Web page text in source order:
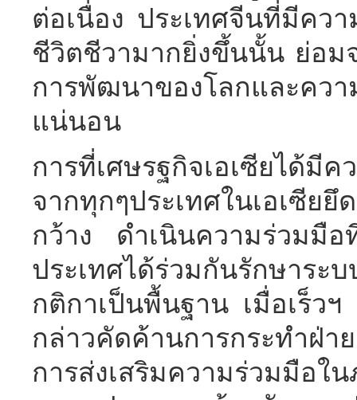
ต่อเนื่อง ประเทศจีนที่มีคว
ชีวิตชีวามากยิ่งขึ้นนั้น ย่อ
การพัฒนาของโลกและควา
แน่นอน
การที่เศษรฐกิจเอเซียได้
จากทุกๆประเทศในเอเซีย
กว้าง ดำเนินความร่วมมื
ประเทศได้ร่วมกันรักษาระ
กติกาเป็นพื้นฐาน เมื่อเร็ว
กล่าวคัดค้านการกระทำฝ่
การส่งเสริมความร่วมมือ